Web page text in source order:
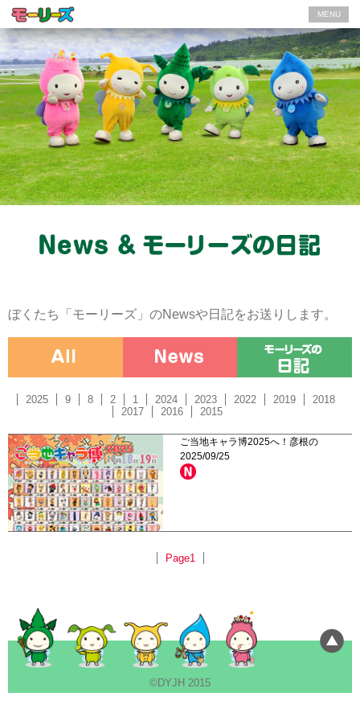
MENU
ぼくたち「モーリーズ」のNewsや日記をお送りします。
2025 9 8 2 1 2024 2023 2022 2019
2018
2017
2016 2015
ご当地キャラ博2025へ！彦根の
2025/09/25
Page1
©DYJH 2015